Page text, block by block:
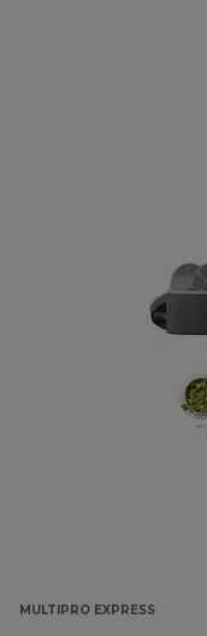
MULTIPRO EXPRESS